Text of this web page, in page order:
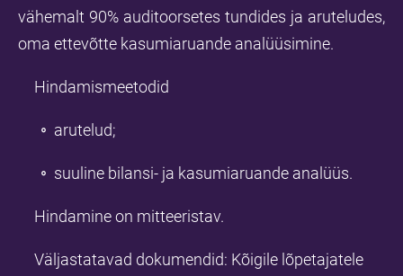
vähemalt 90% auditoorsetes tundides ja aruteludes,
oma ettevõtte kasumiaruande analüüsimine.
Hindamismeetodid
arutelud;
suuline bilansi- ja kasumiaruande analüüs.
Hindamine on mitteeristav.
Väljastatavad dokumendid: Kõigile lõpetajatele